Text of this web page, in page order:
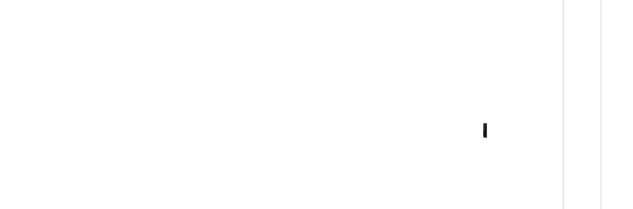
Gresovščaku in Slamnjaku